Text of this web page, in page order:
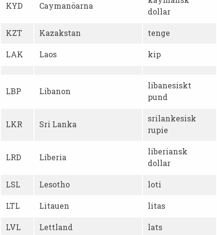
KYD Caymanöarna
dollar
KZT Kazakstan tenge
LAK Laos kip
LBP Libanon
libanesiskt
pund
LKR Sri Lanka
srilankesisk
rupie
LRD Liberia
liberiansk
dollar
LSL Lesotho loti
LTL Litauen litas
LVL Lettland lats